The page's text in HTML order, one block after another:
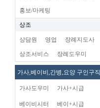
홍보/마케팅
상조
상담원 영업 장례지도사
상조서비스 장례도우미
가사,베이비,간병,요양 구인구직
가사도우미 가사+시급
베이비시터 베이+시급